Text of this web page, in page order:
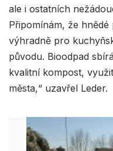
ale i ostatních
Připomínám, že
výhradně pro
původu. Bioodpad
kvalitní kompost,
města,“ uzavřel Leder.